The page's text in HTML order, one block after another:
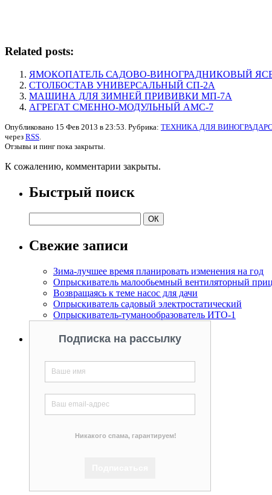
Related posts:
ЯМОКОПАТЕЛЬ САДОВО-ВИНОГРАДНИКОВЫЙ
СТОЛБОСТАВ УНИВЕРСАЛЬНЫЙ СП-2А
МАШИНА ДЛЯ ЗИМНЕЙ ПРИВИВКИ МП-7А
АГРЕГАТ СМЕННО-МОДУЛЬНЫЙ АМС-7
Опубликовано 15 Фев 2013 в 23:53. Рубрика: ТЕХНИКА ДЛЯ
через RSS.
Отзывы и пинг пока закрыты.
К сожалению, комментарии закрыты.
Быстрый поиск
Свежие записи
Зима-лучшее время планировать изменения на год
Опрыскиватель малообьемный вентиляторный
Возвращаясь к теме насос для дачи
Опрыскиватель садовый электростатический
Опрыскиватель-туманообразователь ИТО-1
Подписка на рассылку
Никакого спама, гарантируем!